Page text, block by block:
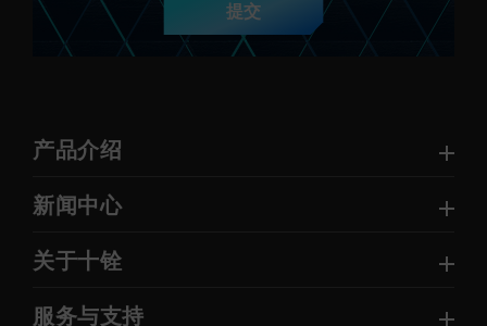
提交
产品介绍
新闻中心
关于十铨
服务与支持